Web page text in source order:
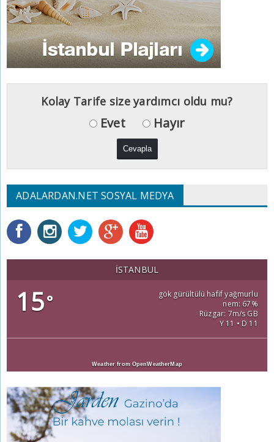
Kolay Tarife size yardımcı oldu mu?
Evet Hayır
ADALARDAN.NET SOSYAL MEDYA
İSTANBUL
15°
gök gürültülü hafif yağmurlu
nem: 67%
Rüzgar: 7m/s GB
Y 11 • D 11
Weather from OpenWeatherMap